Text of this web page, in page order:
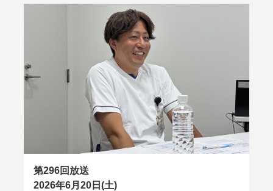
第296回放送
2026年6月20日(土)